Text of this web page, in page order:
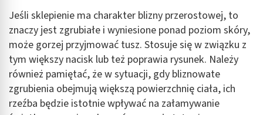
Jeśli sklepienie ma charakter blizny przerostowej, to
znaczy jest zgrubiałe i wyniesione ponad poziom skóry,
może gorzej przyjmować tusz. Stosuje się w związku z
tym większy nacisk lub też poprawia rysunek. Należy
również pamiętać, że w sytuacji, gdy bliznowate
zgrubienia obejmują większą powierzchnię ciała, ich
rzeźba będzie istotnie wpływać na załamywanie